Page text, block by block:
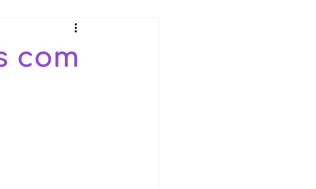
com